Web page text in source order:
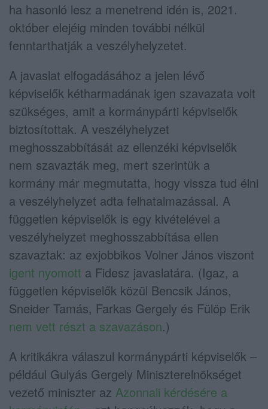
ha hasonló lesz a menetrend idén is, 2021.
október elejéig minden további nélkül
fenntarthatják a veszélyhelyzetet.
A javaslat elfogadásához a jelen lévő
képviselők kétharmadának igen szavazata volt
szükséges, amit a kormánypárti képviselők
biztosítottak. A veszélyhelyzet
meghosszabbítását az ellenzéki képviselők
nem szavazták meg, mert szerintük a
kormány már megmutatta, hogy vissza tud élni
a veszélyhelyzet adta felhatalmazással. A
független képviselők is egy kivételével a
veszélyhelyzet meghosszabbítása ellen
szavaztak: az exjobbikos Volner János viszont
igent nyomott a Fidesz javaslatára. (Igaz, a
független képviselők közül Bencsik János,
Sneider Tamás, Farkas Gergely és Fülöp Erik
nem vett részt a szavazáson.)
A kritikákra válaszul kormánypárti képviselők –
például Gulyás Gergely Miniszterelnökséget
vezető miniszter az Azonnali kérdésére a